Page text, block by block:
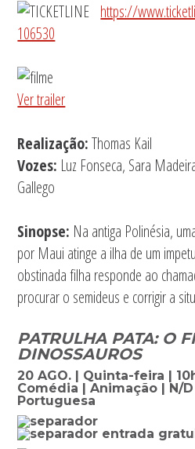
https://
106530
Ver trailer
Realização:Thomas Kail
Vozes: Luz Fonseca, Sara
Gallego
Sinopse: Na antiga Polinésia,
por Maui atinge a ilha de um
obstinada filha responde ao
procurar o semideus e corrigir a
PATRULHA PATA: O
DINOSSAUROS
20 AGO. | Quinta-feira |
Comédia | Animação | N/
Portuguesa